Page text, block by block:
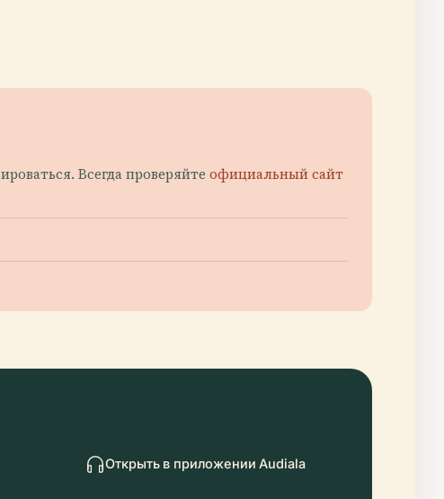
Всегда проверяйте официальный сайт
Открыть в приложении Audiala